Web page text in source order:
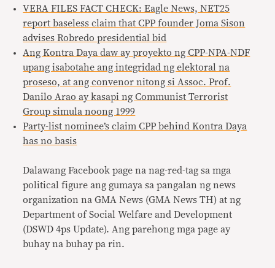
VERA FILES FACT CHECK: Eagle News, NET25
report baseless claim that CPP founder Joma Sison
advises Robredo presidential bid
Ang Kontra Daya daw ay proyekto ng CPP-NPA-NDF
upang isabotahe ang integridad ng elektoral na
proseso, at ang convenor nitong si Assoc. Prof.
Danilo Arao ay kasapi ng Communist Terrorist
Group simula noong 1999
Party-list nominee’s claim CPP behind Kontra Daya
has no basis
Dalawang Facebook page na nag-red-tag sa mga
political figure ang gumaya sa pangalan ng news
organization na GMA News (GMA News TH) at ng
Department of Social Welfare and Development
(DSWD 4ps Update). Ang parehong mga page ay
buhay na buhay pa rin.